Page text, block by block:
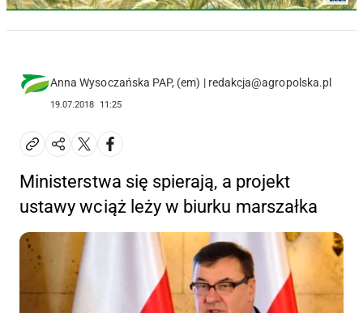
Anna Wysoczańska PAP, (em) | redakcja@agropolska.pl
19.07.2018 11:25
Ministerstwa się spierają, a projekt
ustawy wciąż leży w biurku marszałka